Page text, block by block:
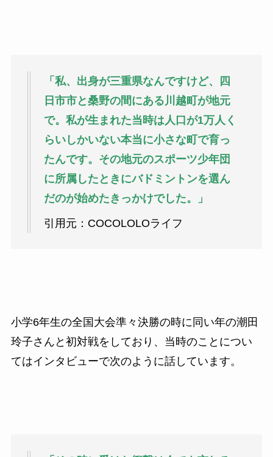
「私、出身が三重県なんですけど、四
日市市と桑野の間にある川越町が地元
で。私が生まれた当時は人口が1万人く
らいしかいない本当に小さな町で育っ
たんです。その地元のスポーツ少年団
に所属したときにバドミントンを選ん
だのが始めたきっかけでした。」
引用元：COCOLOLOライフ
小学6年生の全国大会準々決勝の時に同い年の潮田
玲子さんと初対戦をしており、当時のことについ
てはインタビューで次のように話しています。